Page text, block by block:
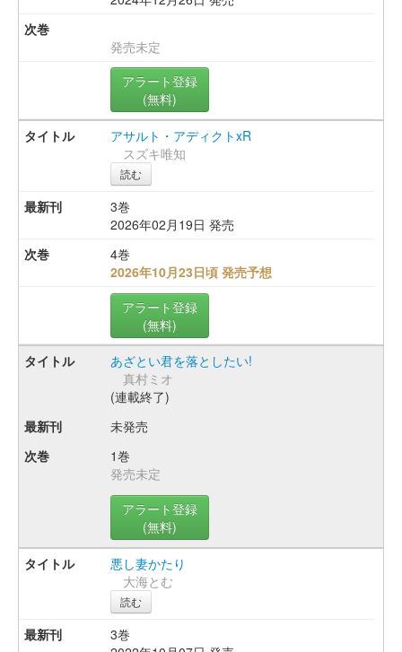
発売未定
アラート登録
(無料)
アサルト・アディクトxR
スズキ唯知
読む
3巻
2026年02月19日 発売
4巻
2026年10月23日頃 発売予想
アラート登録
(無料)
あざとい君を落としたい!
真村ミオ
(連載終了)
未発売
1巻
発売未定
アラート登録
(無料)
悪し妻かたり
大海とむ
読む
3巻